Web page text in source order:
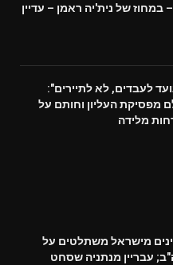
– במחוז של נית'יה ראמן – עדיין
לעבדים, לא לתיירים":
מפסיקת העליון וחותם על
מלידה
מישראל משתלטים על
עבריין מנתניה שסחט